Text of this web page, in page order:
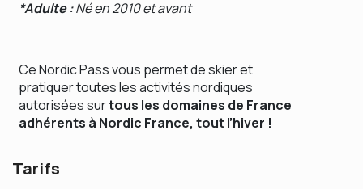
*Adulte :Né en 2010 et avant
Ce Nordic Pass vous permet de skier et
pratiquer toutes les activités nordiques
autorisées surtous les domaines de France
adhérents à Nordic France, tout l’hiver !
Tarifs